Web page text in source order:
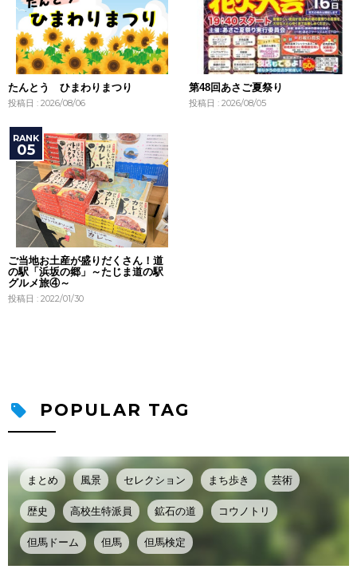
たんとう ひまわりまつり
投稿日 : 2026/08/06
第48回あさご夏祭り
投稿日 : 2026/08/05
ご当地お土産が盛りだくさん！道
の駅「浜坂の郷」～たじま道の駅
グルメ旅④～
投稿日 : 2022/01/30
POPULAR TAG
まとめ 風景 セレクション まち歩き 芸術
歴史 高校生特派員 鉱石の道 コウノトリ
但馬ドーム 但馬 但馬検定